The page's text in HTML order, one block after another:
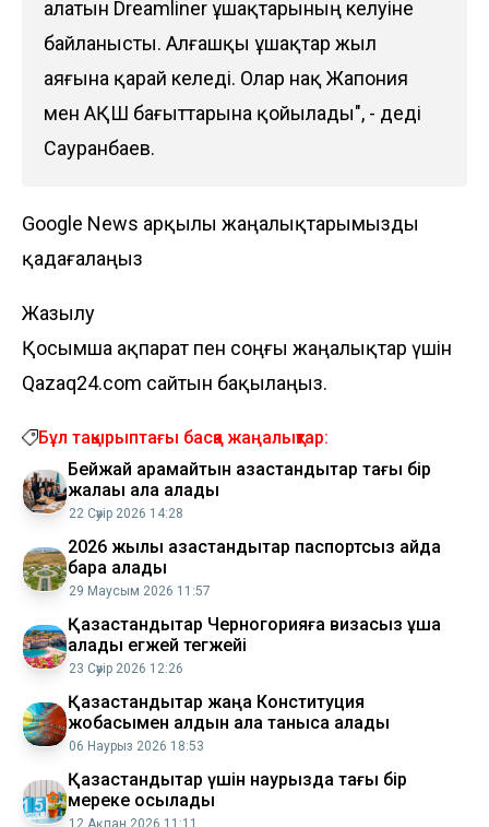
алатын Dreamliner ұшақтарының келуіне
байланысты. Алғашқы ұшақтар жыл
аяғына қарай келеді. Олар нақ Жапония
мен АҚШ бағыттарына қойылады", - деді
Сауранбаев.
Google News арқылы жаңалықтарымызды
қадағалаңыз
Жазылу
Қосымша ақпарат пен соңғы жаңалықтар үшін
Qazaq24.com сайтын бақылаңыз.
Бұл тақырыптағы басқа жаңалықтар:
Бейжай қарамайтын қазақстандықтар тағы бір
жалақы ала алады
22 Сәуір 2026 14:28
2026 жылы қазақстандықтар паспортсыз қайда
бара алады
29 Маусым 2026 11:57
Қазақстандықтар Черногорияға визасыз ұша
алады егжей тегжейі
23 Сәуір 2026 12:26
Қазақстандықтар жаңа Конституция
жобасымен алдын ала таныса алады
06 Наурыз 2026 18:53
​Қазақстандықтар үшін наурызда тағы бір
мереке қосылады
12 Ақпан 2026 11:11